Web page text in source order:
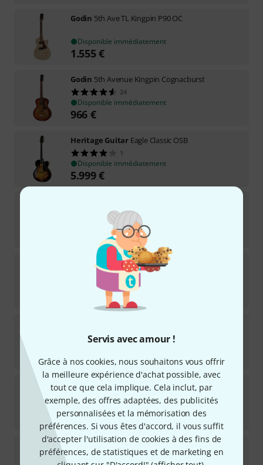
Servis avec amour !
Grâce à nos cookies, nous souhaitons vous offrir
la meilleure expérience d'achat possible, avec
tout ce que cela implique. Cela inclut, par
exemple, des offres adaptées, des publicités
personnalisées et la mémorisation des
préférences. Si vous êtes d'accord, il vous suffit
d'accepter l'utilisation de cookies à des fins de
préférences, de statistiques et de marketing en
Godin 5th Ave TL Kingpin P90 OC
Disponible immédiatement
1.555€
Godin 5th Avenue Kingpin Cognacburst
24
Disponible immédiatement
966 €
Heritage Guitar Eagle Classic OSB
1
Disponible immédiatement
5.999€
Disponible rapidement (2 à 5 jours)
IbanezLGB300-VYS
Disponible sous 11–14 semaines
16
769€
Ibanez LGB30-VYS
44
Disponible immédiatement
1.299 €
Godin5th Ave Kingpin P90 VB
2